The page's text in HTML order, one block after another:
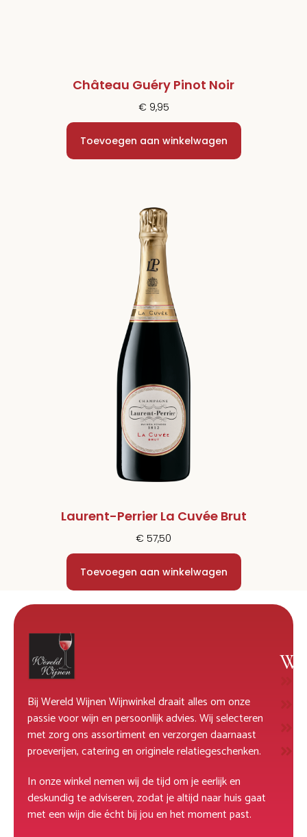
Château Guéry Pinot Noir
€ 9,95
Toevoegen aan winkelwagen
Laurent-Perrier La Cuvée Brut
€ 57,50
Toevoegen aan winkelwagen
Bij Wereld Wijnen Wijnwinkel draait alles om onze
passie voor wijn en persoonlijk advies. Wij selecteren
met zorg ons assortiment en verzorgen daarnaast
proeverijen, catering en originele relatiegeschenken.
In onze winkel nemen wij de tijd om je eerlijk en
deskundig te adviseren, zodat je altijd naar huis gaat
met een wijn die écht bij jou en het moment past.